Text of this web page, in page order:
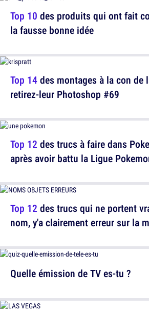
Top 14des montages à la con de
retirez-leur Photoshop #69
Top 12 des trucs qui ne portent
nom, y'a clairement erreur sur la
Top 10 des produits qui ont fait
la fausse bonne idée
Top 12 des trucs à faire dans
après avoir battu la Ligue
Quelle émission de TV es-tu ?